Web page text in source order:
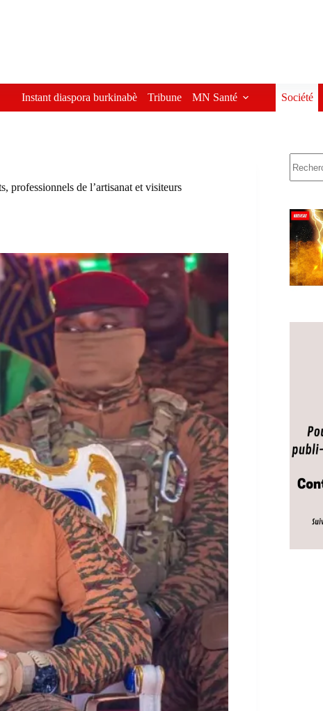
Instant diaspora burkinabè Tribune MN Santé Société
professionnels de l’artisanat et visiteurs